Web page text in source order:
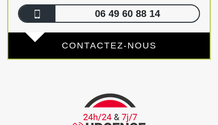
06 49 60 88 14
CONTACTEZ-NOUS